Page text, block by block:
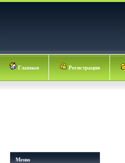
Главная Регистрация
Меню